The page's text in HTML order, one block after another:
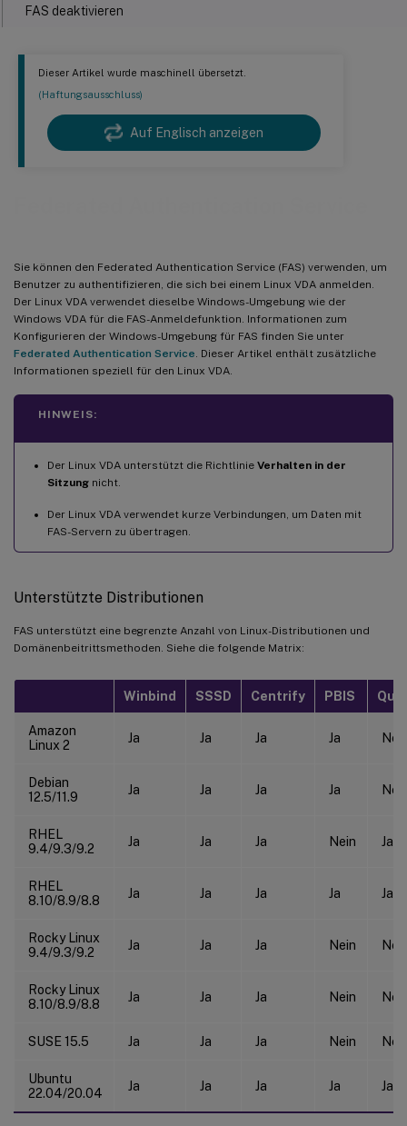
Dieser Artikel wurde maschinell übersetzt.
(Haftungsausschluss)
Auf Englisch anzeigen
Sie können den Federated Authentication Service (FAS) verwenden, um
Benutzer zu authentifizieren, die sich bei einem Linux VDA anmelden.
Der Linux VDA verwendet dieselbe Windows-Umgebung wie der
Windows VDA für die FAS-Anmeldefunktion. Informationen zum
Konfigurieren der Windows-Umgebung für FAS finden Sie unter
Federated Authentication Service . Dieser Artikel enthält zusätzliche
Informationen speziell für den Linux VDA.
HINWEIS:
Der Linux VDA unterstützt die Richtlinie Verhalten in der
Sitzung nicht.
Der Linux VDA verwendet kurze Verbindungen, um Daten mit
FAS-Servern zu übertragen.
Unterstützte Distributionen
FAS unterstützt eine begrenzte Anzahl von Linux-Distributionen und
Domänenbeitrittsmethoden. Siehe die folgende Matrix:
Winbind SSSD Centrify PBIS
Amazon
Linux 2
Ja Ja Ja Ja
Debian
12.5/11.9
Ja Ja Ja Ja
RHEL
9.4/9.3/9.2
Ja Ja Ja Nein Ja
RHEL
8.10/8.9/8.8
Ja Ja Ja Ja Ja
Rocky Linux
9.4/9.3/9.2
Ja Ja Ja Nein
Rocky Linux
8.10/8.9/8.8
Ja Ja Ja Nein
SUSE 15.5 Ja Ja Ja Nein
Ubuntu
22.04/20.04
Ja Ja Ja Ja Ja
FAS deaktivieren
Fehlerbehebung
FAS-Server-Konfigurationsfehler
Falsche CA-Zertifikatkonfiguration
Problemumgehung